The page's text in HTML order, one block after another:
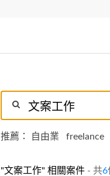
推薦： 自由業 freelance
"文案工作" 相關案件- 共6